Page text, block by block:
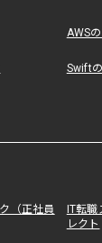
AWS
Swift
（正社員
IT転
レクト